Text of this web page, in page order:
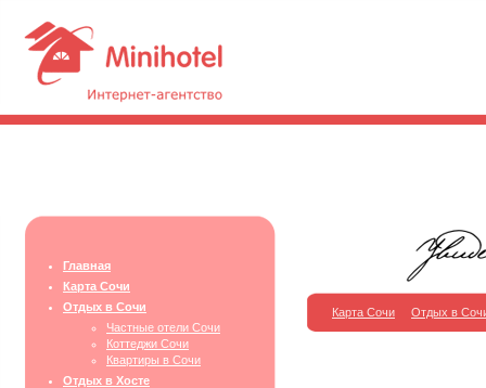
Главная
Карта Сочи
Отдых в Сочи
Частные отели Сочи
Коттеджи Сочи
Квартиры в Сочи
Отдых в Хосте
Карта Сочи Отдых в